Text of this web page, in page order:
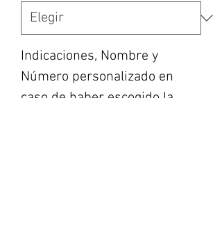
Indicaciones, Nombre y
Número personalizado en
caso de haber escogido la